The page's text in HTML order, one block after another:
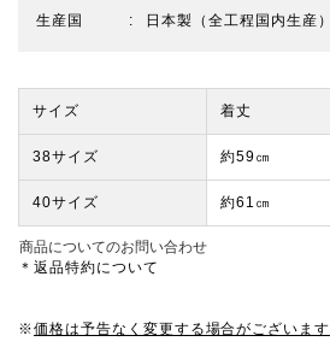
生産国
日本製（全工程国内生産）
サイズ 着丈
38サイズ 約59㎝
40サイズ 約61㎝
商品についてのお問い合わせ
＊返品特約について
※価格は予告なく変更する場合がございます